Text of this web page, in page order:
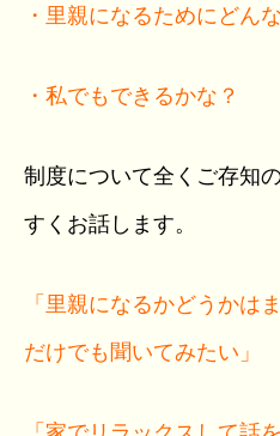
・里親になるためにどん
・私でもできるかな？
制度について全くご存知
すくお話します。
「里親になるかどうかは
だけでも聞いてみたい」